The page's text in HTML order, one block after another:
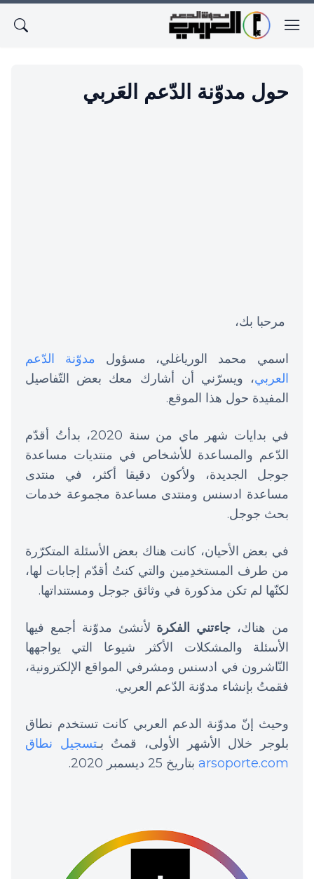
حول مدوّنة الدّعم العَربي
مرحبا بك،
اسمي محمد الورياغلي، مسؤول مدوّنة الدّعم
العربي، ويسرّني أن أشارك معك بعض التّفاصيل
المفيدة حول هذا الموقع.
في بدايات شهر ماي من سنة 2020، بدأتُ أقدّم
الدّعم والمساعدة للأشخاص في منتديات مساعدة
جوجل الجديدة، ولأكون دقيقا أكثر، في منتدى
مساعدة ادسنس ومنتدى مساعدة مجموعة خدمات
بحث جوجل.
في بعض الأحيان، كانت هناك بعض الأسئلة المتكرّرة
من طرف المستخدِمين والتي كنتُ أقدّم إجابات لها،
لكنّها لم تكن مذكورة في وثائق جوجل ومستنداتها.
من هناك، جاءتني الفكرة لأنشئ مدوّنة أجمع فيها
الأسئلة والمشكلات الأكثر شيوعا التي يواجهها
النّاشرون في ادسنس ومشرفي المواقع الإلكترونية،
فقمتُ بإنشاء مدوّنة الدّعم العربي.
وحيث إنّ مدوّنة الدعم العربي كانت تستخدم نطاق
بلوجر خلال الأشهر الأولى، قمتُ بـتسجيل نطاق
arsoporte.com بتاريخ 25 ديسمبر 2020.